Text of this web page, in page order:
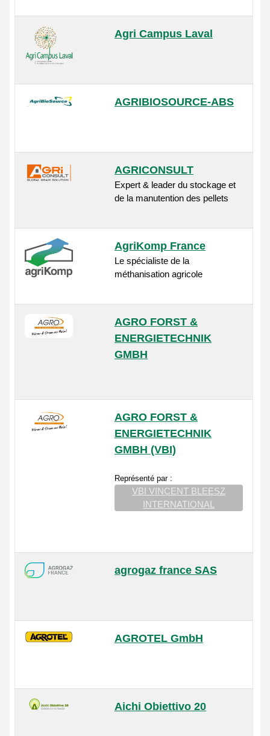
Agri Campus Laval
AGRIBIOSOURCE-ABS
AGRICONSULT
Expert & leader du stockage et
de la manutention des pellets
AgriKomp France
Le spécialiste de la
méthanisation agricole
AGRO FORST &
ENERGIETECHNIK
GMBH
AGRO FORST &
ENERGIETECHNIK
GMBH (VBI)
Représenté par :
VBI VINCENT BLEESZ
INTERNATIONAL
agrogaz france SAS
AGROTEL GmbH
Aichi Obiettivo 20